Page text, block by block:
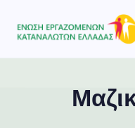
Type and hit